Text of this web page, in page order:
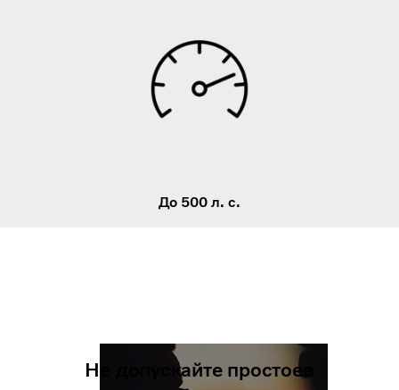
До 500 л. с.
Не допускайте простоев